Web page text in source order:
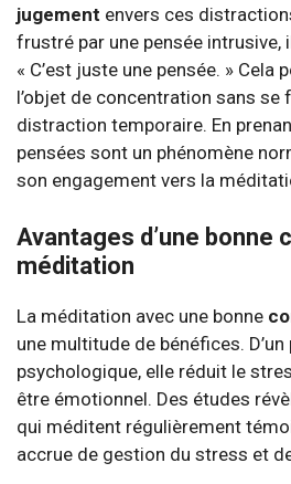
jugement envers ces
frustré par une pensée intrusive,
« C’est juste une pensée. » Cela
l’objet de concentration sans se
distraction temporaire. En
pensées sont un phénomène
son engagement vers la
Avantages d’une bonne
méditation
La méditation avec une bonne
une multitude de bénéfices.
psychologique, elle réduit le
être émotionnel. Des études
qui méditent régulièrement
accrue de gestion du stress et